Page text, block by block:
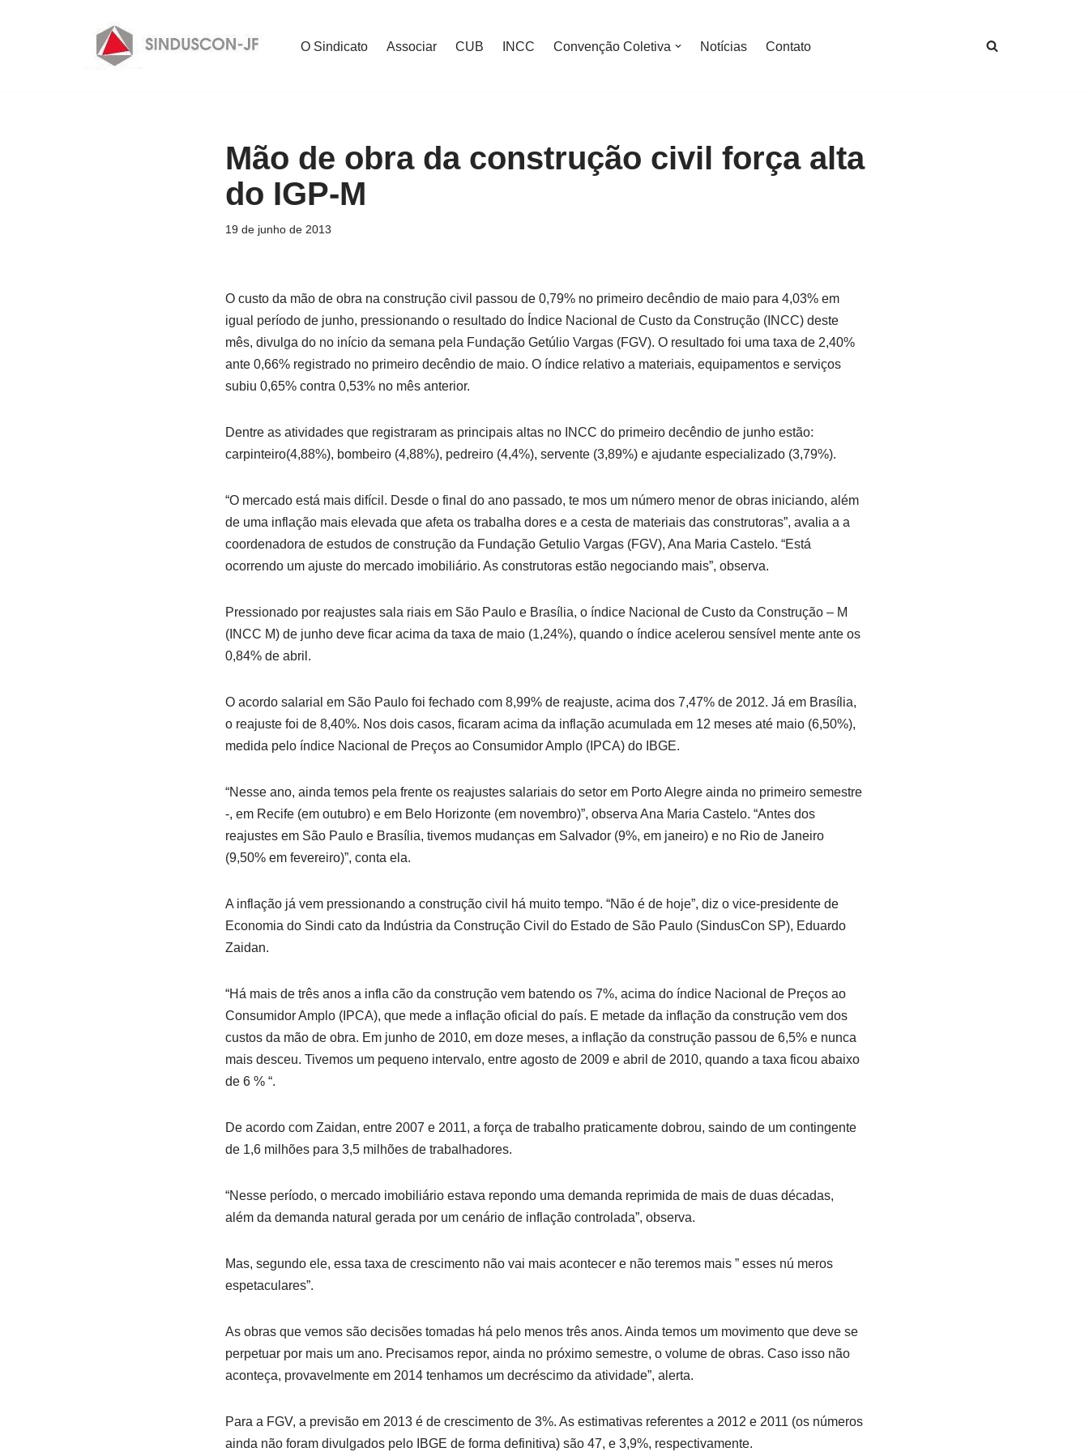
O Sindicato Associar CUB INCC Convenção Coletiva Notícias Contato
Mão de obra da construção civil força alta
do IGP-M
19 de junho de 2013
O custo da mão de obra na construção civil passou de 0,79% no primeiro decêndio de maio para 4,03% em
igual período de junho, pressionando o resultado do Índice Nacional de Custo da Construção (INCC) deste
mês, divulga do no início da semana pela Fundação Getúlio Vargas (FGV). O resultado foi uma taxa de 2,40%
ante 0,66% registrado no primeiro decêndio de maio. O índice relativo a materiais, equipamentos e serviços
subiu 0,65% contra 0,53% no mês anterior.
Dentre as atividades que registraram as principais altas no INCC do primeiro decêndio de junho estão:
carpinteiro(4,88%), bombeiro (4,88%), pedreiro (4,4%), servente (3,89%) e ajudante especializado (3,79%).
“O mercado está mais difícil. Desde o final do ano passado, te mos um número menor de obras iniciando, além
de uma inflação mais elevada que afeta os trabalha dores e a cesta de materiais das construtoras”, avalia a a
coordenadora de estudos de construção da Fundação Getulio Vargas (FGV), Ana Maria Castelo. “Está
ocorrendo um ajuste do mercado imobiliário. As construtoras estão negociando mais”, observa.
Pressionado por reajustes sala riais em São Paulo e Brasília, o índice Nacional de Custo da Construção – M
(INCC M) de junho deve ficar acima da taxa de maio (1,24%), quando o índice acelerou sensível mente ante os
0,84% de abril.
O acordo salarial em São Paulo foi fechado com 8,99% de reajuste, acima dos 7,47% de 2012. Já em Brasília,
o reajuste foi de 8,40%. Nos dois casos, ficaram acima da inflação acumulada em 12 meses até maio (6,50%),
medida pelo índice Nacional de Preços ao Consumidor Amplo (IPCA) do IBGE.
“Nesse ano, ainda temos pela frente os reajustes salariais do setor em Porto Alegre ainda no primeiro semestre
-, em Recife (em outubro) e em Belo Horizonte (em novembro)”, observa Ana Maria Castelo. “Antes dos
reajustes em São Paulo e Brasília, tivemos mudanças em Salvador (9%, em janeiro) e no Rio de Janeiro
(9,50% em fevereiro)”, conta ela.
A inflação já vem pressionando a construção civil há muito tempo. “Não é de hoje”, diz o vice-presidente de
Economia do Sindi cato da Indústria da Construção Civil do Estado de São Paulo (SindusCon SP), Eduardo
Zaidan.
“Há mais de três anos a infla cão da construção vem batendo os 7%, acima do índice Nacional de Preços ao
Consumidor Amplo (IPCA), que mede a inflação oficial do país. E metade da inflação da construção vem dos
custos da mão de obra. Em junho de 2010, em doze meses, a inflação da construção passou de 6,5% e nunca
mais desceu. Tivemos um pequeno intervalo, entre agosto de 2009 e abril de 2010, quando a taxa ficou abaixo
de 6 % “.
De acordo com Zaidan, entre 2007 e 2011, a força de trabalho praticamente dobrou, saindo de um contingente
de 1,6 milhões para 3,5 milhões de trabalhadores.
“Nesse período, o mercado imobiliário estava repondo uma demanda reprimida de mais de duas décadas,
além da demanda natural gerada por um cenário de inflação controlada”, observa.
Mas, segundo ele, essa taxa de crescimento não vai mais acontecer e não teremos mais ” esses nú meros
espetaculares”.
As obras que vemos são decisões tomadas há pelo menos três anos. Ainda temos um movimento que deve se
perpetuar por mais um ano. Precisamos repor, ainda no próximo semestre, o volume de obras. Caso isso não
aconteça, provavelmente em 2014 tenhamos um decréscimo da atividade”, alerta.
Para a FGV, a previsão em 2013 é de crescimento de 3%. As estimativas referentes a 2012 e 2011 (os números
ainda não foram divulgados pelo IBGE de forma definitiva) são 47, e 3,9%, respectivamente.